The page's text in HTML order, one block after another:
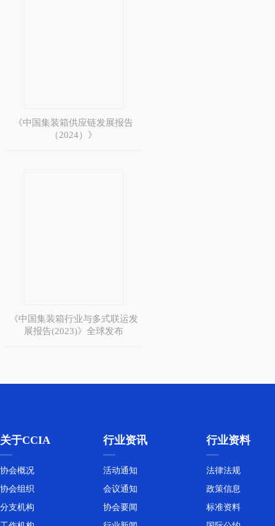
《中国集装箱供应链发展报告
（2024）》
《中国集装箱行业与多式联运发
展报告(2023)》全球发布
关于CCIA
协会概况
协会组织
分支机构
行业资讯
活动通知
会议通知
协会要闻
行业资料
法律法规
政策信息
标准资料